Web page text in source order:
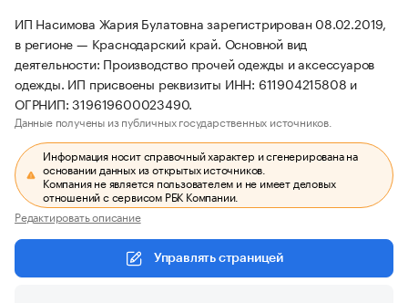
ИП Насимова Жария Булатовна зарегистрирован 08.02.2019,
в регионе — Краснодарский край. Основной вид
деятельности: Производство прочей одежды и аксессуаров
одежды. ИП присвоены реквизиты ИНН: 611904215808 и
ОГРНИП: 319619600023490.
Данные получены из публичных государственных источников.
Информация носит справочный характер и сгенерирована на
основании данных из открытых источников.
Компания не является пользователем и не имеет деловых
отношений с сервисом РБК Компании.
Редактировать описание
Управлять страницей